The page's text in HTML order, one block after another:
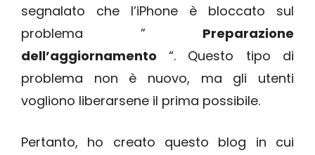
segnalato che l’iPhone è bloccato sul
problema ” Preparazione
dell’aggiornamento “. Questo tipo di
problema non è nuovo, ma gli utenti
vogliono liberarsene il prima possibile.
Pertanto, ho creato questo blog in cui